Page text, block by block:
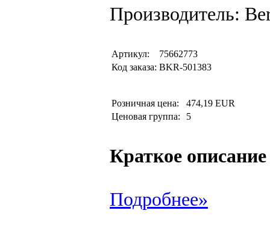
Производитель:
Артикул:
75662773
Код заказа: BKR-501383
Розничная цена:
474,19 EUR
Ценовая группа:
5
Краткое описание
Подробнее»